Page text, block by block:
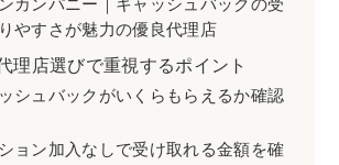
カンパニー｜キャッシュバックの受
やすさが魅力の優良代理店
理店選びで重視するポイント
シュバックがいくらもらえるか確認
ョン加入なしで受け取れる金額を確